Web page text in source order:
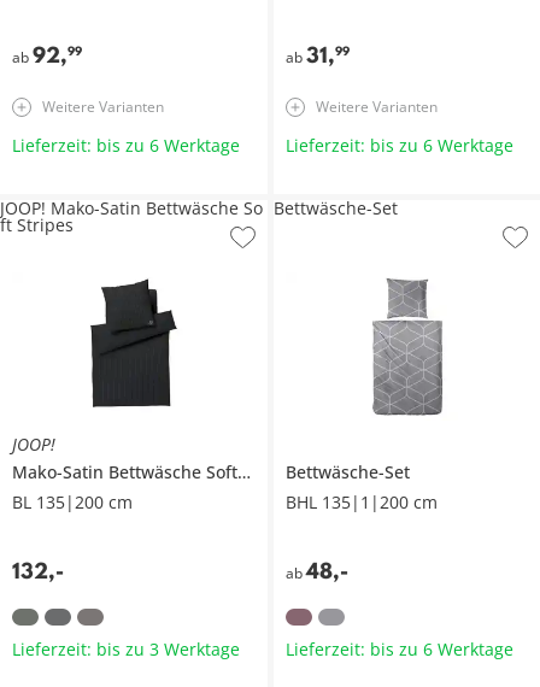
ab92,99
Weitere Varianten
Lieferzeit: bis zu 6 Werktage
ab 31,99
Weitere Varianten
Lieferzeit: bis zu 6 Werktage
JOOP!
Mako-Satin Bettwäsche Soft Stripes
BL 135|200 cm
132,-
JOOP! Mako-Satin Bettwäsche So
ft Stripes
Lieferzeit: bis zu 3 Werktage
Bettwäsche-Set
BHL 135|1|200 cm
ab48,-
Bettwäsche-Set
Lieferzeit: bis zu 6 Werktage